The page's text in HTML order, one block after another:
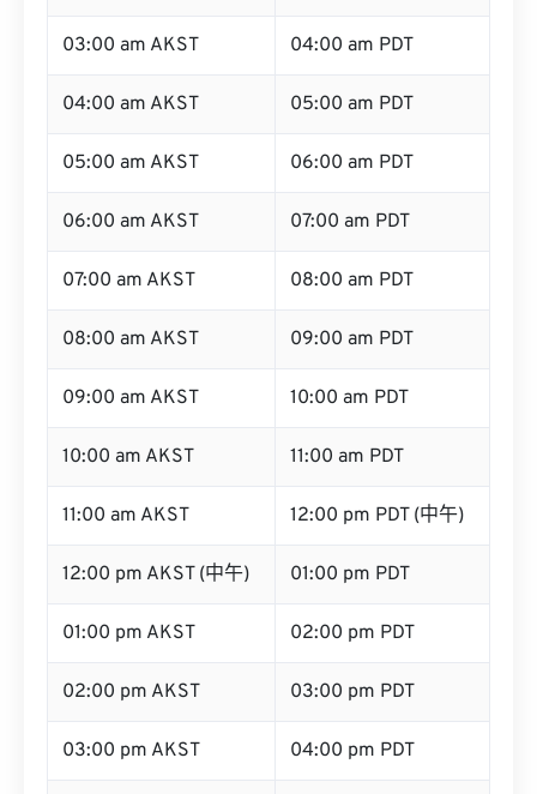
03:00 am AKST 04:00 am PDT
04:00 am AKST 05:00 am PDT
05:00 am AKST 06:00 am PDT
06:00 am AKST 07:00 am PDT
07:00 am AKST 08:00 am PDT
08:00 am AKST 09:00 am PDT
09:00 am AKST 10:00 am PDT
10:00 am AKST 11:00 am PDT
11:00 am AKST 12:00 pm PDT (中午)
12:00 pm AKST (中午) 01:00 pm PDT
01:00 pm AKST 02:00 pm PDT
02:00 pm AKST 03:00 pm PDT
03:00 pm AKST 04:00 pm PDT